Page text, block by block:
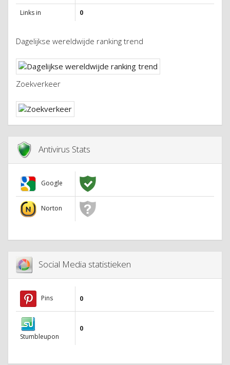
Links in 0
Dagelijkse wereldwijde ranking trend
Zoekverkeer
Antivirus Stats
Google
Norton
Social Media statistieken
Pins 0
Stumbleupon
0